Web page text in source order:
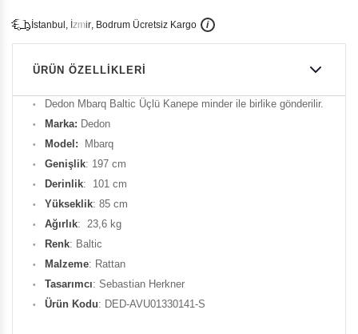
İstanbu , İzmir, Bodrum Ücretsiz Kargo i
ÜRÜN ÖZELLIKLERI
Dedon Mbarq Baltic Üçlü Kanepe minder ile birlike gönderilir.
Marka: Dedon
Model:
Mbarq
Genişlik: 197 cm
Derinlik: 101 cm
Yükseklik: 85 cm
Ağırlık: 23,6 kg
Renk: Baltic
Malzeme: Rattan
Tasarımcı: Sebastian Herkner
Ürün Kodu: DED-AVU01330141-S